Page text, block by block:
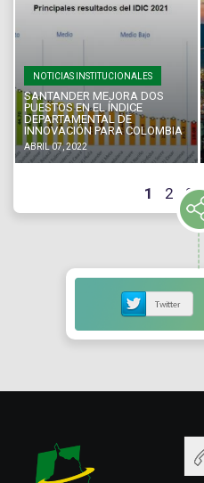
NOTICIAS INSTITUCIONALES
SANTANDER MEJORA DOS
PUESTOS EN EL ÍNDICE
DEPARTAMENTAL DE
INNOVACIÓN PARA COLOMBIA
ABRIL 07, 2022
1 2 3